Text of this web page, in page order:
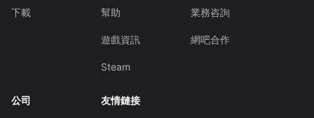
下載 幫助
遊戲資訊
Steam
業務咨詢
網吧合作
公司 友情鏈接